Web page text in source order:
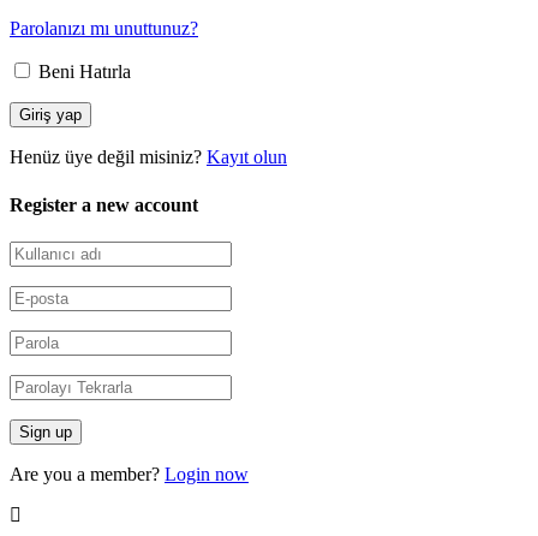
Parolanızı mı unuttunuz?
Beni Hatırla
Henüz üye değil misiniz? Kayıt olun
Register a new account
Are you a member? Login now